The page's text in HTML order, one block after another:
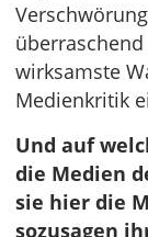
wirksamste
Medienkritik
Und auf
die Medien
sie hier die
sozusagen